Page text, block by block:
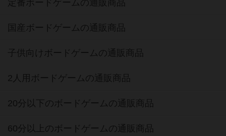
定番ボードゲームの通販商品
国産ボードゲームの通販商品
子供向けボードゲームの通販商品
2人用ボードゲームの通販商品
20分以下のボードゲームの通販商品
60分以上のボードゲームの通販商品